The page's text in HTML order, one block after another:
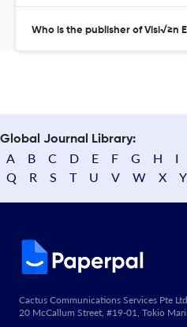
Who is the publisher of Visi√≥n
Global Journal Library:
A B C D E F G H I
Q
R S T U V W X Y
Cactus Communications Services Pte Ltd
20 McCallum Street, #19-01, Tokio